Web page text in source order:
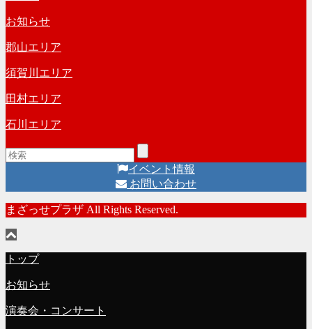
イ
ブ
お知らせ
郡山エリア
須賀川エリア
田村エリア
石川エリア
イベント情報
お問い合わせ
まざっせプラザ All Rights Reserved.
トップ
お知らせ
演奏会・コンサート